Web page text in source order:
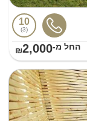
10
3
החל מ-₪2,000